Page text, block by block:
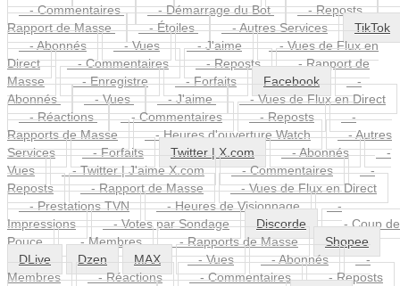
- Commentaires
- Démarrage du Bot - Reposts
Rapport de Masse
- Étoiles - Autres Services
TikTok
- Abonnés
- Vues - J'aime
- Vues de Flux en
Direct
- Commentaires - Reposts
- Rapport de
Masse
- Enregistre - Forfaits Facebook
-
Abonnés
- Vues - J'aime
- Vues de Flux en Direct
- Réactions
- Commentaires - Reposts
-
Rapports de Masse
- Heures d'ouverture Watch
- Autres
Services
- Forfaits Twitter | X.com - Abonnés
-
Vues
- Twitter | J'aime X.com - Commentaires
-
Reposts
- Rapport de Masse
- Vues de Flux en Direct
- Prestations TVN
- Heures de Visionnage
-
Impressions
- Votes par Sondage Discorde
- Coup de
Pouce
- Membres - Rapports de Masse
Shopee
DLive
Dzen MAX - Vues - Abonnés
-
Membres
- Réactions - Commentaires
- Reposts